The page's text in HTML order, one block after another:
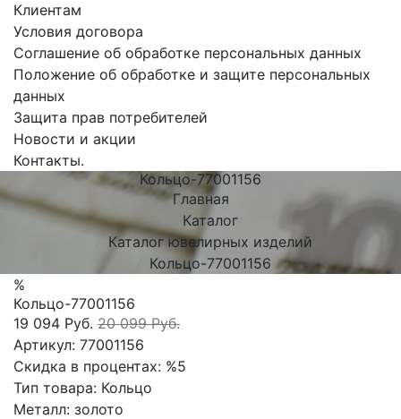
Клиентам
Условия договора
Соглашение об обработке персональных данных
Положение об обработке и защите персональных
данных
Защита прав потребителей
Новости и акции
Контакты.
Кольцо-77001156
Главная
Каталог
Каталог ювелирных изделий
Кольцо-77001156
%
Кольцо-77001156
19 094 Руб. 20 099 Руб.
Артикул: 77001156
Скидка в процентах: %5
Тип товара: Кольцо
Металл: золото